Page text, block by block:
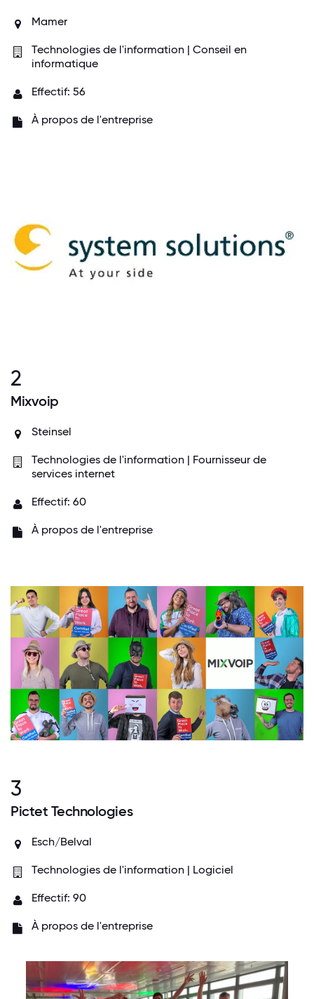
Mamer
Technologies de l'information | Conseil en
informatique
Effectif: 56
À propos de l'entreprise
2
Mixvoip
Steinsel
Technologies de l'information | Fournisseur de
services internet
Effectif: 60
À propos de l'entreprise
3
Pictet Technologies
Esch/Belval
Technologies de l'information | Logiciel
Effectif: 90
À propos de l'entreprise